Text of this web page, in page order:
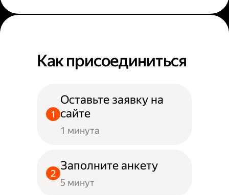
Как присоединиться
Оставьте заявку на
сайте
1 минута
Заполните анкету
5 минут